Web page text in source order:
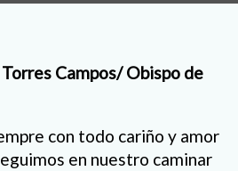
Campos/ Obispo de
con todo cariño y amor
en nuestro caminar